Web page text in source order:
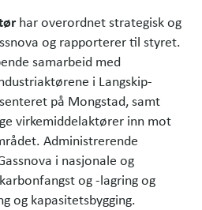
har overordnet strategisk og
og rapporterer til styret.
samarbeid med
i Langskip-
på Mongstad, samt
virkemiddelaktører inn mot
Administrerende
i nasjonale og
og -lagring og
og kapasitetsbygging.